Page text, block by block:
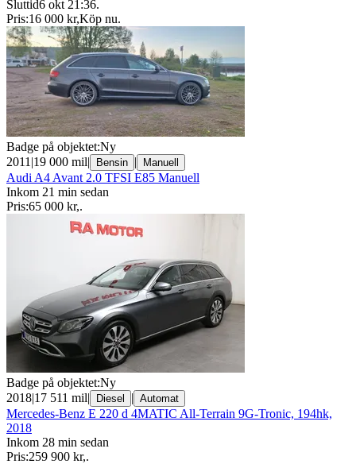
Sluttid6 okt 21:36.
Pris:16 000 kr,Köp nu.
Badge på objektet:Ny
2011 |19 000 mil| Bensin | Manuell
Audi A4 Avant 2.0 TFSI E85 Manuell
Inkom 21 min sedan
Pris:65 000 kr,.
Badge på objektet:Ny
2018|17 511 mil| Diesel | Automat
Mercedes-Benz E 220 d 4MATIC All-Terrain 9G-Tronic, 194hk,
2018
Inkom 28 min sedan
Pris:259 900 kr,.